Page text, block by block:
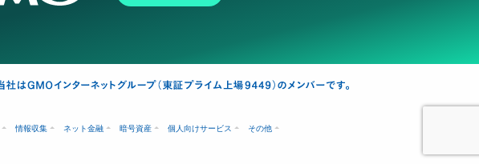
情報収集 ネット金融 暗号資産 個人向けサービス その他